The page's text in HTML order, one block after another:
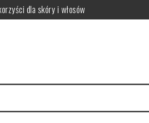
dla skóry i włosów
Podstawowe zasady
organizmu
i przepisy DIY
metody pielęgnacji